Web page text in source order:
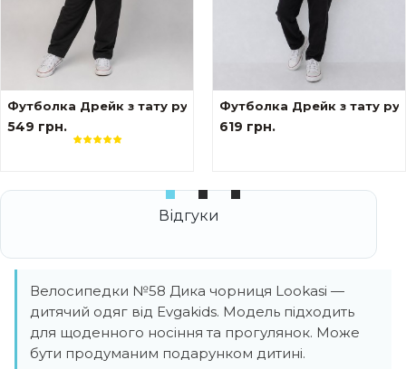
tattoo style Формула
Футболка Дрейк з тату рукавами tattoo style Тризуб
549 грн.
Футболка Дрейк з тату
619 грн.
Велосипедки №58 Дика чорниця Lookasi —
дитячий одяг від Evgakids. Модель підходить
для щоденного носіння та прогулянок. Може
бути продуманим подарунком дитині.